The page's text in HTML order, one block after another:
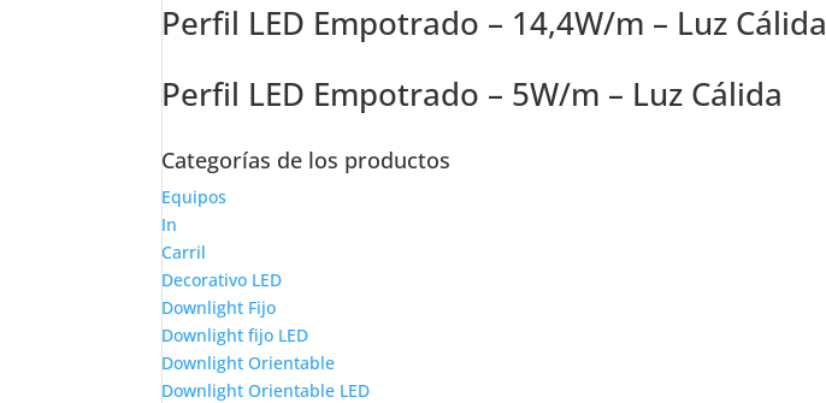
Perfil LED Empotrado – 14,4W/m – Luz Cálida
Perfil LED Empotrado – 5W/m – Luz Cálida
Categorías de los productos
Equipos
In
Carril
Decorativo LED
Downlight Fijo
Downlight fijo LED
Downlight Orientable
Downlight Orientable LED